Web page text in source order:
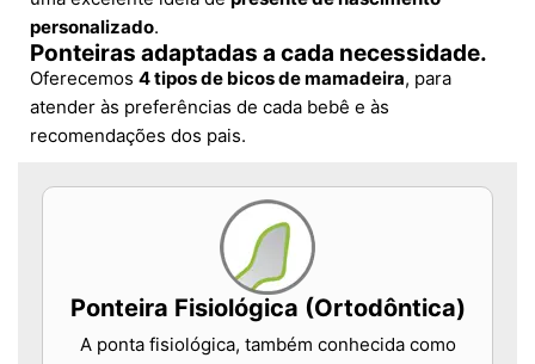
personalizado.
Ponteiras adaptadas a cada necessidade.
Oferecemos 4 tipos de bicos de mamadeira, para
atender às preferências de cada bebê e às
recomendações dos pais.
Ponteira Fisiológica (Ortodôntica)
A ponta fisiológica, também conhecida como